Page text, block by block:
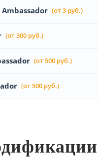
(от 3 руб.)
(от 300 руб.)
(от 500 руб.)
(от 500 руб.)